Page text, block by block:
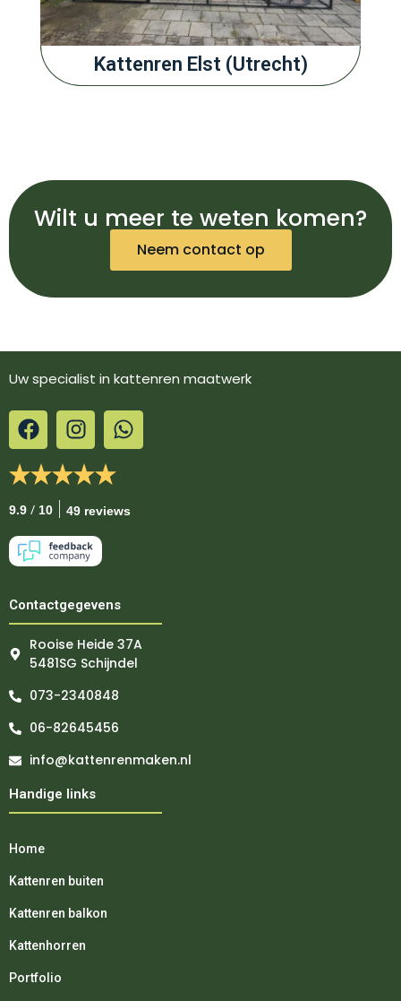
Kattenren Elst (Utrecht)
Wilt u meer te weten komen?
Neem contact op
Uw specialist in kattenren maatwerk
9.9 / 10 49 reviews
Contactgegevens
Rooise Heide 37A
5481SG Schijndel
073-2340848
06-82645456
info@kattenrenmaken.nl
Handige links
Home
Kattenren buiten
Kattenren balkon
Kattenhorren
Portfolio